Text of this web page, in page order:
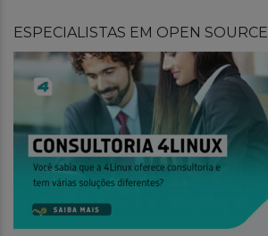
ESPECIALISTAS EM OPEN SOURCE